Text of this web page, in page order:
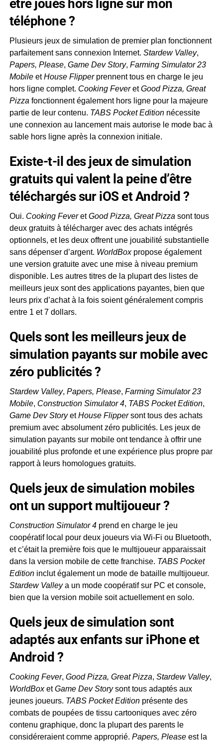
être joués hors ligne sur mon
téléphone ?
Plusieurs jeux de simulation de premier plan fonctionnent
parfaitement sans connexion Internet. Stardew Valley,
Papers, Please, Game Dev Story, Farming Simulator 23
MobileetHouse Flipperprennent tous en charge le jeu
hors ligne complet. Cooking FeveretGood Pizza, Great
Pizza fonctionnent également hors ligne pour la majeure
partie de leur contenu. TABS Pocket Editionnécessite
une connexion au lancement mais autorise le mode bac à
sable hors ligne après la connexion initiale.
Existe-t-il des jeux de simulation
gratuits qui valent la peine d’être
téléchargés sur iOS et Android ?
Oui. Cooking FeveretGood Pizza, Great Pizza sont tous
deux gratuits à télécharger avec des achats intégrés
optionnels, et les deux offrent une jouabilité substantielle
sans dépenser d’argent. WorldBoxpropose également
une version gratuite avec une mise à niveau premium
disponible. Les autres titres de la plupart des listes de
meilleurs jeux sont des applications payantes, bien que
leurs prix d’achat à la fois soient généralement compris
entre 1 et 7 dollars.
Quels sont les meilleurs jeux de
simulation payants sur mobile avec
zéro publicités ?
Stardew Valley, Papers, Please, Farming Simulator 23
Mobile, Construction Simulator 4, TABS Pocket Edition,
Game Dev StoryetHouse Flippersont tous des achats
premium avec absolument zéro publicités. Les jeux de
simulation payants sur mobile ont tendance à offrir une
jouabilité plus profonde et une expérience plus propre par
rapport à leurs homologues gratuits.
Quels jeux de simulation mobiles
ont un support multijoueur ?
Construction Simulator 4prend en charge le jeu
coopératif local pour deux joueurs via Wi-Fi ou Bluetooth,
et c’était la première fois que le multijoueur apparaissait
dans la version mobile de cette franchise. TABS Pocket
Editioninclut également un mode de bataille multijoueur.
Stardew Valleya un mode coopératif sur PC et console,
bien que la version mobile soit actuellement en solo.
Quels jeux de simulation sont
adaptés aux enfants sur iPhone et
Android ?
Cooking Fever, Good Pizza, Great Pizza, Stardew Valley,
WorldBoxetGame Dev Storysont tous adaptés aux
jeunes joueurs. TABS Pocket Editionprésente des
combats de poupées de tissu cartooniques avec zéro
contenu graphique, donc la plupart des parents le
considéreraient comme approprié. Papers, Pleaseest la